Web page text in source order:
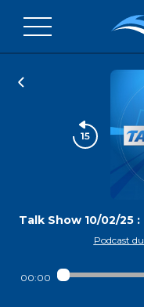
Talk Show 10/02/25
Podcast
00:00